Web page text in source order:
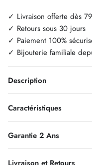
✓ Livraison offerte dès
✓ Retours sous 30 jours
✓ Paiement 100%
✓ Bijouterie familiale
Description
Caractéristiques
Garantie 2 Ans